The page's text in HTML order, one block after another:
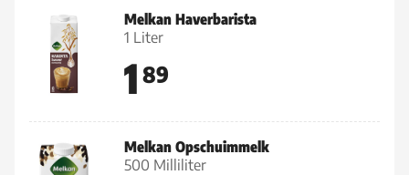
Melkan Haverbarista
1 Liter
1 89
Melkan Opschuimmelk
500 Milliliter